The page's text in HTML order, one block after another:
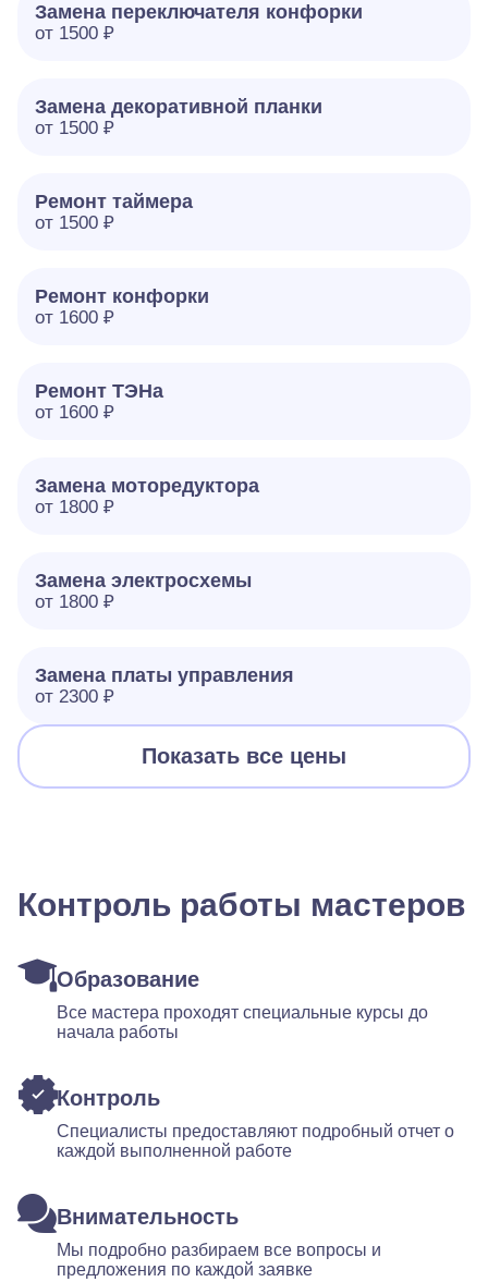
Замена переключателя конфорки
от 1500 ₽
Замена декоративной планки
от 1500 ₽
Ремонт таймера
от 1500 ₽
Ремонт конфорки
от 1600 ₽
Ремонт ТЭНа
от 1600 ₽
Замена моторедуктора
от 1800 ₽
Замена электросхемы
от 1800 ₽
Замена платы управления
от 2300 ₽
Показать все цены
Контроль работы мастеров
Образование
Все мастера проходят специальные курсы до
начала работы
Контроль
Специалисты предоставляют подробный отчет о
каждой выполненной работе
Внимательность
Мы подробно разбираем все вопросы и
предложения по каждой заявке